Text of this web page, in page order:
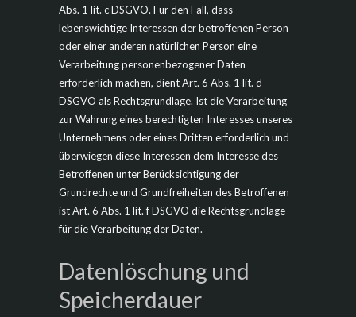
Abs. 1 lit. c DSGVO. Für den Fall, dass
lebenswichtige Interessen der betroffenen Person
oder einer anderen natürlichen Person eine
Verarbeitung personenbezogener Daten
erforderlich machen, dient Art. 6 Abs. 1 lit. d
DSGVO als Rechtsgrundlage. Ist die Verarbeitung
zur Wahrung eines berechtigten Interesses unseres
Unternehmens oder eines Dritten erforderlich und
überwiegen diese Interessen dem Interesse des
Betroffenen unter Berücksichtigung der
Grundrechte und Grundfreiheiten des Betroffenen
ist Art. 6 Abs. 1 lit. f DSGVO die Rechtsgrundlage
für die Verarbeitung der Daten.
Datenlöschung und
Speicherdauer